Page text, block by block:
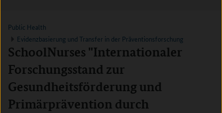
Public Health
Evidenzbasierung und Transfer in der Präventionsforschung
SchoolNurses "Internationaler
Forschungsstand zur
Gesundheitsförderung und
Primärprävention durch